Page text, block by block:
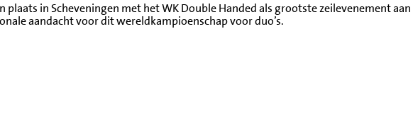
plaats in Scheveningen met het WK Double Handed als grootste zeilevenement aan
aandacht voor dit wereldkampioenschap voor duo’s.